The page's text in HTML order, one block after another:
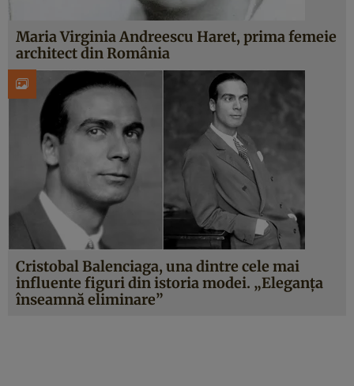
Maria Virginia Andreescu Haret, prima femeie
architect din România
Cristobal Balenciaga, una dintre cele mai
influente figuri din istoria modei. „Eleganța
înseamnă eliminare”